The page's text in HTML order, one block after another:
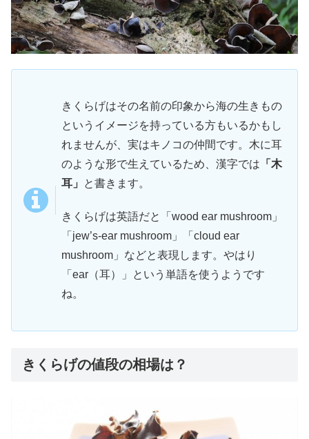
きくらげはその名前の印象から海の生きもの
というイメージを持っている方もいるかもし
れませんが、実はキノコの仲間です。木に耳
のような形で生えているため、漢字では 「木
耳」
と書きます。
きくらげは英語だと「wood ear mushroom」
「jew’s‐ear mushroom」「cloud ear
mushroom」などと表現します。やはり
「ear（耳）」という単語を使うようです
ね。
きくらげの値段の相場は？